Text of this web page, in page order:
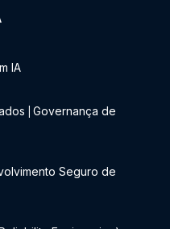
IA
Governança de
Seguro de